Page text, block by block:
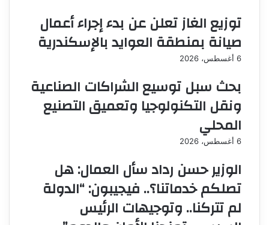
توزيع الغاز تعلن عن بدء إجراء أعمال
صيانة بمنطقة العوايد بالإسكندرية
6 أغسطس، 2026
بحث سبل توسيع الشراكات الصناعية
ونقل التكنولوجيا وتعميق التصنيع
المحلي
6 أغسطس، 2026
الوزير حسن رداد سأل العمال: هل
تصلكم خدماتنا؟.. فيجيبون: “الدولة
لم تتركنا.. وتوجيهات الرئيس